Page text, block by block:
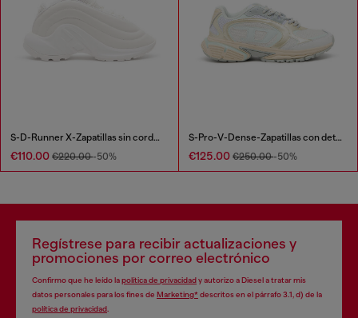
S-D-Runner X-Zapatillas sin cordones con empeine Oval D mate
€110.00 €220.00-50%
S-Pro-V-Dense-Zapatillas con detalles metálicos
€125.00 €250.00-50%
Regístrese para recibir actualizaciones y
promociones por correo electrónico
Confirmo que he leído lapolítica de privacidady autorizo a Diesel a tratar mis
datos personales para los fines de Marketing*descritos en el párrafo 3.1, d) de la
política de privacidad